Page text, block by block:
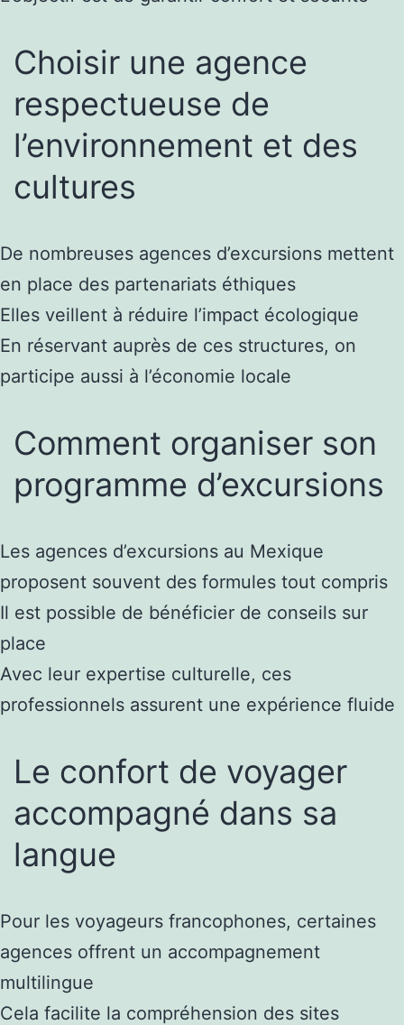
Choisir une agence
respectueuse de
l’environnement et des
cultures
De nombreuses agences d’excursions mettent
en place des partenariats éthiques
Elles veillent à réduire l’impact écologique
En réservant auprès de ces structures, on
participe aussi à l’économie locale
Comment organiser son
programme d’excursions
Les agences d’excursions au Mexique
proposent souvent des formules tout compris
Il est possible de bénéficier de conseils sur
place
Avec leur expertise culturelle, ces
professionnels assurent une expérience fluide
Le confort de voyager
accompagné dans sa
langue
Pour les voyageurs francophones, certaines
agences offrent un accompagnement
multilingue
Cela facilite la compréhension des sites